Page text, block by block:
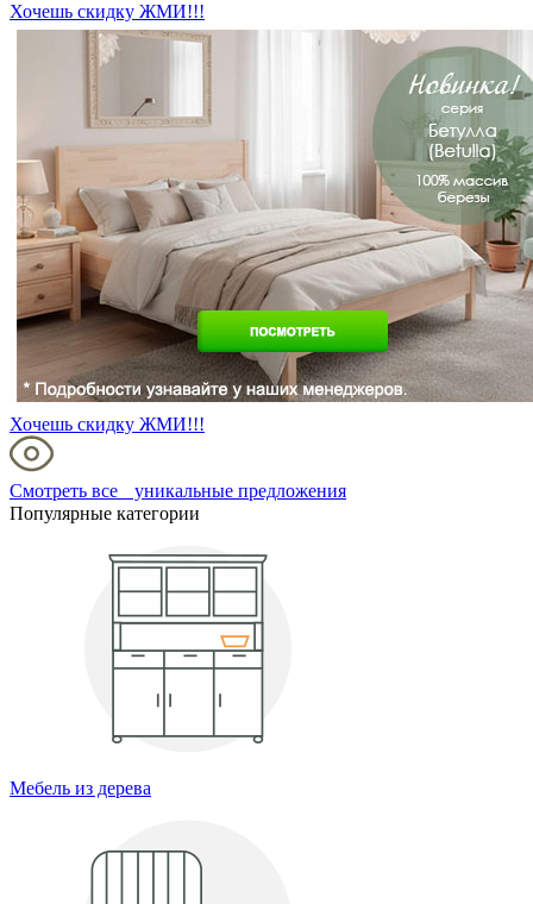
Хочешь скидку ЖМИ!!!
Хочешь скидку ЖМИ!!!
Смотреть все уникальные предложения
Популярные категории
Мебель из дерева